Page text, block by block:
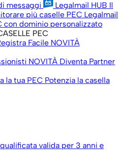
messaggi
Legalmail HUB Il
più caselle PEC Legalmail
con dominio personalizzato
PEC
Facile NOVITÀ
NOVITÀ Diventa Partner
la tua PEC Potenzia la casella
valida per 3 anni e